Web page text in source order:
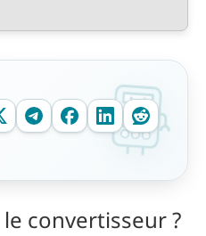
convertisseur ?